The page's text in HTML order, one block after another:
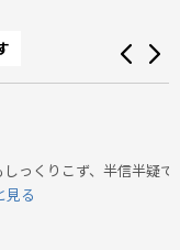
っくりこず、半信半疑で
見る